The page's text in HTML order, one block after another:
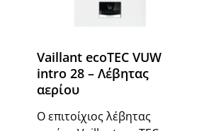
Vaillant ecoTEC VUW
intro 28 – Λέβητας
αερίου
Ο επιτοίχιος λέβητας